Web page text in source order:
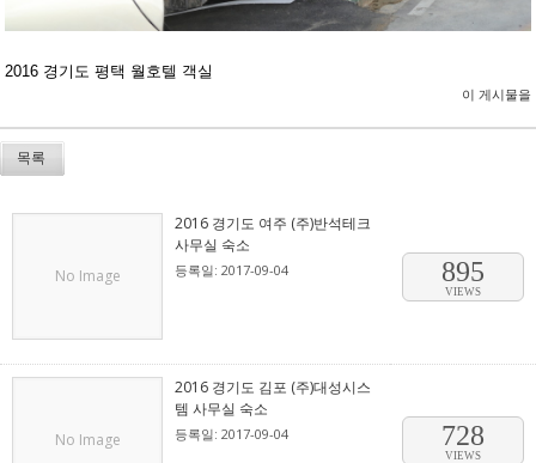
2016 경기도 평택 월호텔 객실
이 게시물을
목록
No Image
2016 경기도 여주 (주)반석테크
사무실 숙소
등록일: 2017-09-04 895
VIEWS
No Image
2016 경기도 김포 (주)대성시스
템 사무실 숙소
등록일: 2017-09-04 728
VIEWS